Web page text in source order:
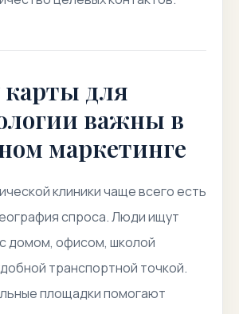
для
важны в
маркетинге
клиники чаще всего есть
спроса. Люди ищут
домом, офисом, школой
транспортной точкой.
площадки помогают